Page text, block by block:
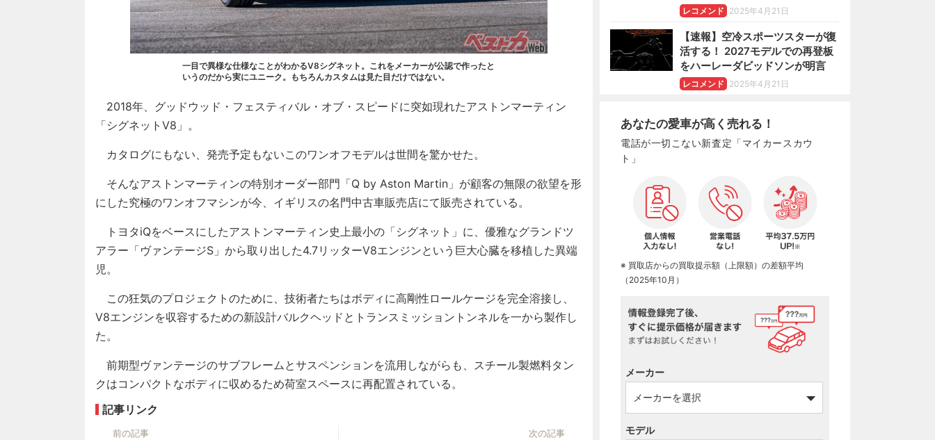
一目で異様な仕様なことがわかるV8シグネット。これをメーカーが公認で作ったと
いうのだから実にユニーク。もちろんカスタムは見た目だけではない。
2018年、グッドウッド・フェスティバル・オブ・スピードに突如現れたアストンマーティン
「シグネットV8」。
カタログにもない、発売予定もないこのワンオフモデルは世間を驚かせた。
そんなアストンマーティンの特別オーダー部門「Q by Aston Martin」が顧客の無限の欲望を形
にした究極のワンオフマシンが今、イギリスの名門中古車販売店にて販売されている。
トヨタiQをベースにしたアストンマーティン史上最小の「シグネット」に、優雅なグランドツ
アラー「ヴァンテージS」から取り出した4.7リッターV8エンジンという巨大心臓を移植した異端
児。
この狂気のプロジェクトのために、技術者たちはボディに高剛性ロールケージを完全溶接し、
V8エンジンを収容するための新設計バルクヘッドとトランスミッショントンネルを一から製作し
た。
前期型ヴァンテージのサブフレームとサスペンションを流用しながらも、スチール製燃料タン
クはコンパクトなボディに収めるため荷室スペースに再配置されている。
記事リンク
前の記事 次の記事
レコメンド 2025年4月21日
【速報】空冷スポーツスターが復
活する！ 2027モデルでの再登板
をハーレーダビッドソンが明言
レコメンド 2025年4月21日
あなたの愛車が高く売れる！
電話が一切こない新査定「マイカースカウ
ト」
※ 買取店からの買取提示額（上限額）の差額平均
（2025年10月）
メーカー
モデル